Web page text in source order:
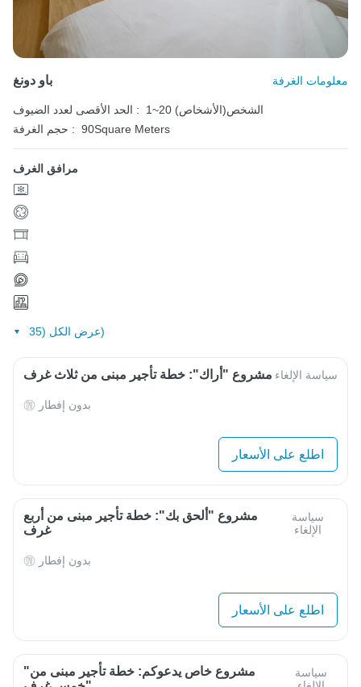
باو دونغ معلومات الغرفة
الحد الأقصى لعدد الضيوف :
1~20 الشخص(الأشخاص)
حجم الغرفة : 90Square Meters
مرافق الغرف
عرض الكل (35)
مشروع "أراك": خطة تأجير مبنى من ثلاث غرف سياسة الإلغاء
بدون إفطار
اطلع على الأسعار
مشروع "ألحق بك": خطة تأجير مبنى من أربع
غرف
سياسة
الإلغاء
بدون إفطار
اطلع على الأسعار
"مشروع خاص يدعوكم: خطة تأجير مبنى من
سياسة